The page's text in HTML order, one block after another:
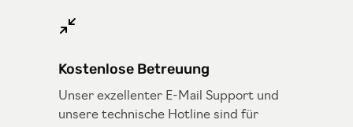
Kostenlose Betreuung
Unser exzellenter E-Mail Support und
unsere technische Hotline sind für